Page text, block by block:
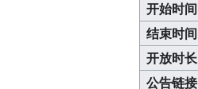
开始时间
结束时间
开放时长
公告链接